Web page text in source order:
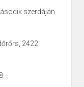
szerdáján
2422